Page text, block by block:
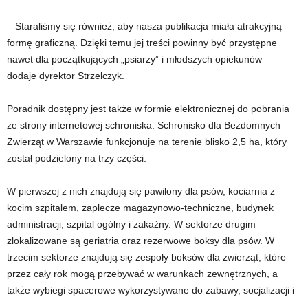
– Staraliśmy się również, aby nasza publikacja miała atrakcyjną
formę graficzną. Dzięki temu jej treści powinny być przystępne
nawet dla początkujących „psiarzy” i młodszych opiekunów –
dodaje dyrektor Strzelczyk.
Poradnik dostępny jest także w formie elektronicznej do pobrania
ze strony internetowej schroniska. Schronisko dla Bezdomnych
Zwierząt w Warszawie funkcjonuje na terenie blisko 2,5 ha, który
został podzielony na trzy części.
W pierwszej z nich znajdują się pawilony dla psów, kociarnia z
kocim szpitalem, zaplecze magazynowo-techniczne, budynek
administracji, szpital ogólny i zakaźny. W sektorze drugim
zlokalizowane są geriatria oraz rezerwowe boksy dla psów. W
trzecim sektorze znajdują się zespoły boksów dla zwierząt, które
przez cały rok mogą przebywać w warunkach zewnętrznych, a
także wybiegi spacerowe wykorzystywane do zabawy, socjalizacji i